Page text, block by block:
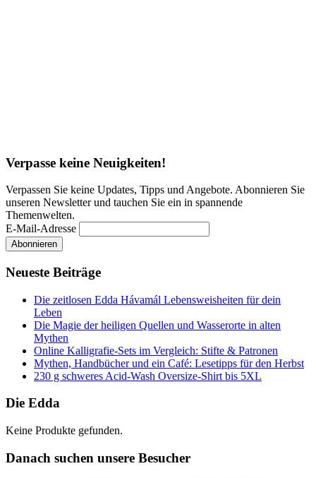
Verpasse keine Neuigkeiten!
Verpassen Sie keine Updates, Tipps und Angebote. Abonnieren Sie
unseren Newsletter und tauchen Sie ein in spannende
Themenwelten.
E-Mail-Adresse
Neueste Beiträge
Die zeitlosen Edda Hávamál Lebensweisheiten für dein
Leben
Die Magie der heiligen Quellen und Wasserorte in alten
Mythen
Online Kalligrafie‑Sets im Vergleich: Stifte & Patronen
Mythen, Handbücher und ein Café: Lesetipps für den Herbst
230 g schweres Acid-Wash Oversize-Shirt bis 5XL
Die Edda
Keine Produkte gefunden.
Danach suchen unsere Besucher